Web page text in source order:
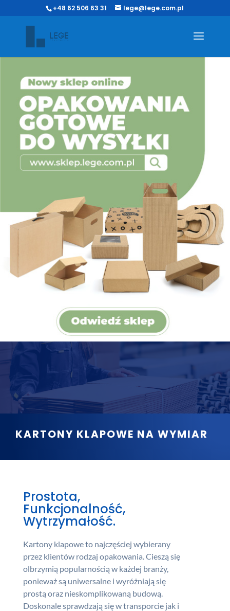
+48 62 506 63 31 lege@lege.com.pl
KARTONY KLAPOWE NA WYMIAR
Prostota,
Funkcjonalność,
Wytrzymałość.
Kartony klapowe to najczęściej wybierany
przez klientów rodzaj opakowania. Cieszą się
olbrzymią popularnością w każdej branży,
ponieważ są uniwersalne i wyróżniają się
prostą oraz nieskomplikowaną budową.
Doskonale sprawdzają się w transporcie jak i